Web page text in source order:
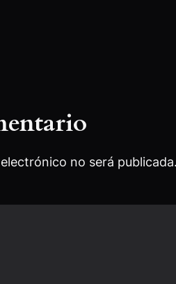
no será publicada.